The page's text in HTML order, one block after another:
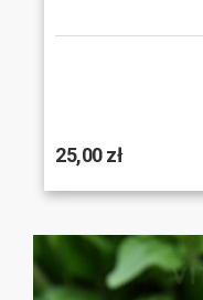
25,00 zł